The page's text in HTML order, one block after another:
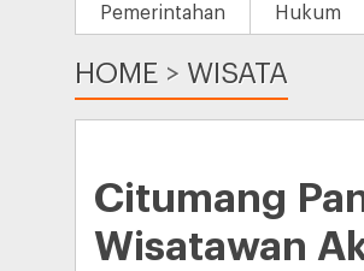
Pemerintahan Hukum
HOME > WISATA
Citumang
Wisatawan